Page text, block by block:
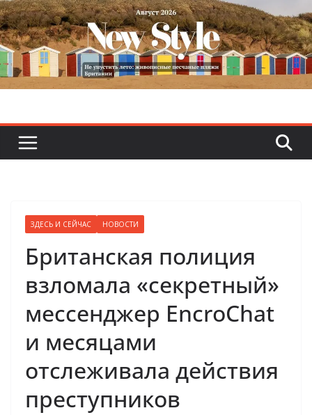
Skip
to
content
ЗДЕСЬ И СЕЙЧАС НОВОСТИ
Британская полиция
взломала «секретный»
мессенджер EncroChat
и месяцами
отслеживала действия
преступников